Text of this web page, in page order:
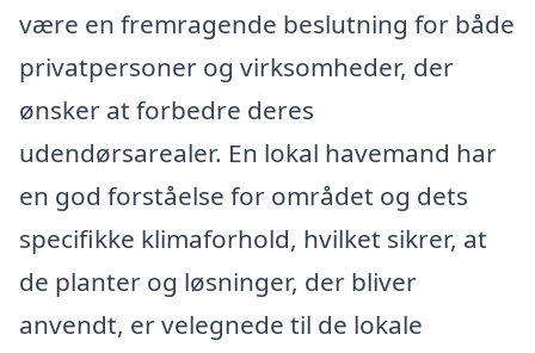
være en fremragende beslutning for både
privatpersoner og virksomheder, der
ønsker at forbedre deres
udendørsarealer. En lokal havemand har
en god forståelse for området og dets
specifikke klimaforhold, hvilket sikrer, at
de planter og løsninger, der bliver
anvendt, er velegnede til de lokale